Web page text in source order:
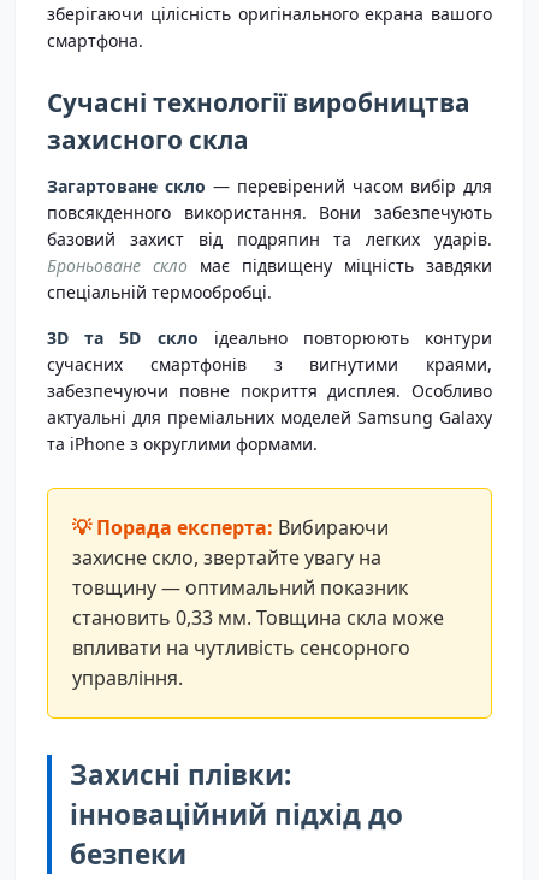
зберігаючи цілісність оригінального екрана вашого
смартфона.
Сучасні технології виробництва
захисного скла
Загартоване скло — перевірений часом вибір для
повсякденного використання. Вони забезпечують
базовий захист від подряпин та легких ударів.
Броньоване скло має підвищену міцність завдяки
спеціальній термообробці.
3D та 5D скло ідеально повторюють контури
сучасних смартфонів з вигнутими краями,
забезпечуючи повне покриття дисплея. Особливо
актуальні для преміальних моделей Samsung Galaxy
та iPhone з округлими формами.
Вибираючи
захисне скло, звертайте увагу на
товщину — оптимальний показник
становить 0,33 мм. Товщина скла може
впливати на чутливість сенсорного
управління.
Захисні плівки:
інноваційний підхід до
безпеки